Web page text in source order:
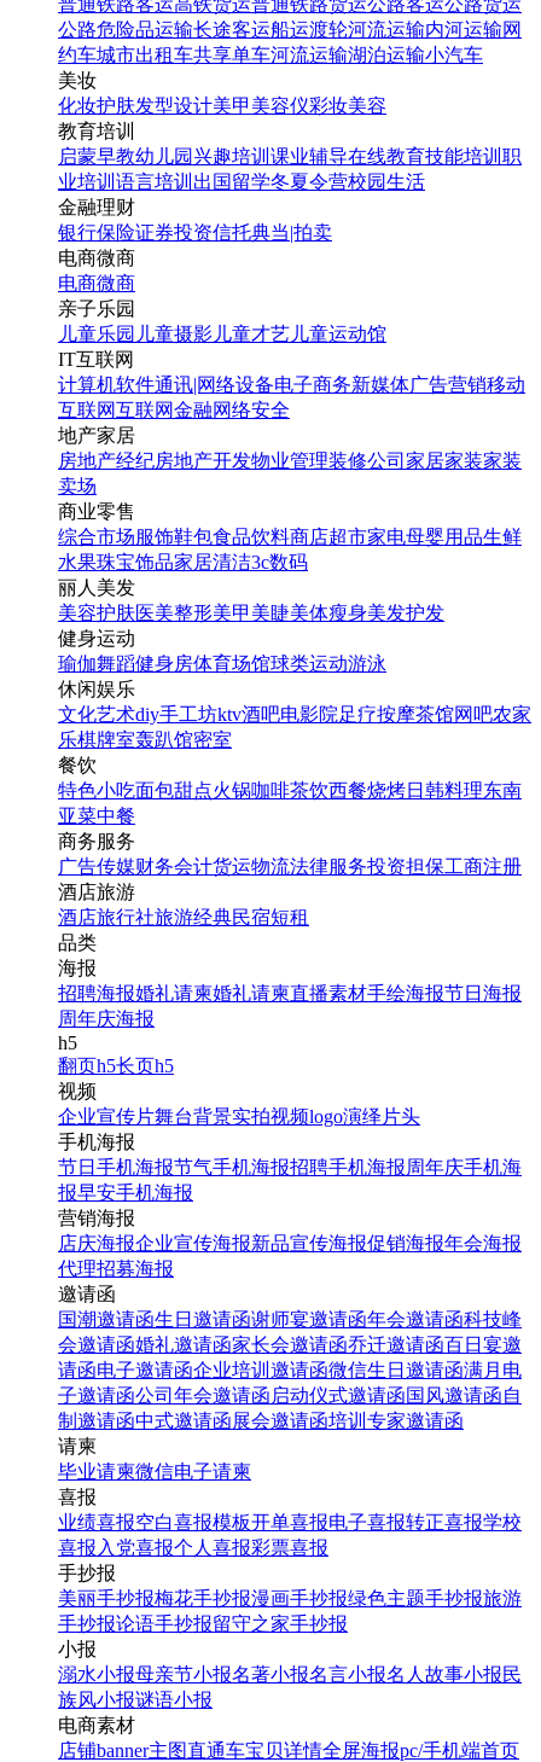
普通铁路客运高铁货运普通铁路货运公路客运公路货运
公路危险品运输长途客运船运渡轮河流运输内河运输网
约车城市出租车共享单车河流运输湖泊运输小汽车
美妆
化妆护肤发型设计美甲 美容仪彩妆美容
教育培训
启蒙早教幼儿园 兴趣培训 课业辅导在线教育技能培训 职
业培训 语言培训 出国留学冬夏令营校园生活
金融理财
银行保险证券投资信托典当|拍卖
电商微商
电商微商
亲子乐园
儿童乐园 儿童摄影 儿童才艺 儿童运动馆
IT互联网
计算机软件通讯|网络设备电子商务新媒体广告营销移动
互联网互联网金融网络安全
地产家居
房地产经纪房地产开发物业管理装修公司 家居家装家装
卖场
商业零售
综合市场服饰鞋包食品饮料商店超市家电母婴用品生鲜
水果珠宝饰品家居清洁3c数码
丽人美发
美容护肤医美整形美甲美睫美体瘦身美发护发
健身运动
瑜伽舞蹈健身房体育场馆球类运动游泳
休闲娱乐
文化艺术diy手工坊ktv酒吧电影院足疗按摩茶馆网吧农家
乐棋牌室轰趴馆密室
餐饮
特色小吃面包甜点火锅咖啡茶饮西餐烧烤日韩料理东南
亚菜中餐
商务服务
广告传媒财务会计货运物流法律服务投资担保工商注册
酒店旅游
酒店旅行社旅游经典民宿短租
品类
海报
招聘海报婚礼请柬婚礼请柬直播素材手绘海报节日海报
周年庆海报
h5
翻页h5长页h5
视频
企业宣传片舞台背景实拍视频logo演绎 片头
手机海报
节日手机海报节气手机海报招聘手机海报周年庆手机海
报早安手机海报
营销海报
店庆海报企业宣传海报新品宣传海报促销海报年会海报
代理招募海报
邀请函
国潮邀请函生日邀请函谢师宴邀请函年会邀请函科技峰
会邀请函婚礼邀请函家长会邀请函乔迁邀请函百日宴邀
请函电子邀请函企业培训邀请函微信生日邀请函满月电
子邀请函公司年会邀请函 启动仪式邀请函国风邀请函自
制邀请函中式邀请函展会邀请函培训专家邀请函
请柬
毕业请柬微信电子请柬
喜报
业绩喜报空白喜报模板开单喜报电子喜报转正喜报学校
喜报 入党喜报个人喜报彩票喜报
手抄报
美丽手抄报梅花手抄报漫画手抄报绿色主题手抄报旅游
手抄报论语手抄报留守之家手抄报
小报
溺水小报母亲节小报名著小报名言小报名人故事小报民
族风小报谜语小报
电商素材
店铺banner主图直通车宝贝详情全屏海报pc/手机端首页